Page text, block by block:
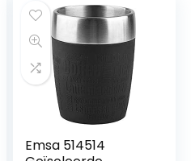
Emsa 514514